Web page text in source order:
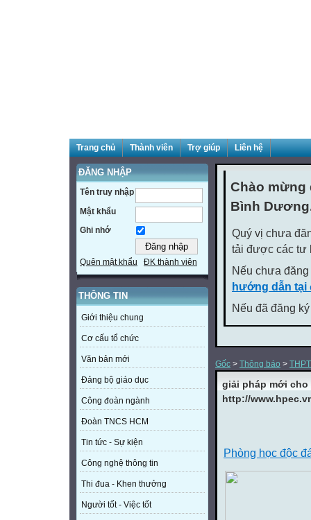
Trang chủ Thành viên Trợ giúp Liên hệ
ĐĂNG NHẬP
Tên truy nhập
Mật khẩu
Ghi nhớ
Quên mật khẩu ĐK thành viên
THÔNG TIN
Giới thiệu chung
Cơ cấu tổ chức
Văn bản mới
Đảng bộ giáo dục
Công đoàn ngành
Đoàn TNCS HCM
Tin tức - Sự kiện
Công nghệ thông tin
Thi đua - Khen thưởng
Người tốt - Việc tốt
Chào mừng
Bình
Quý vị chưa
tải được các tư
Nếu chưa
hướng dẫn tại
Nếu đã đăng
Gốc > Thông báo > THPT
giải pháp mới
http://
Phòng học độc